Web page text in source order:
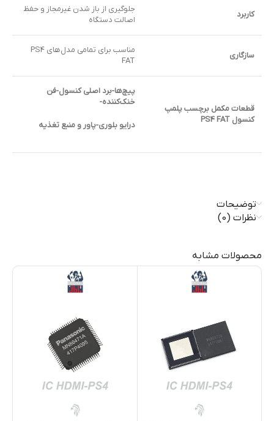
کاربرد
جلوگیری از باز شدن غیرمجاز و حفظ
اصالت دستگاه
سازگاری
مناسب برای تمامی مدل‌های PS4
FAT
قطعات مکمل برچسب پلمپ
کنسول PS4 FAT
پیچ‌ها-برد اصلی کنسول-فن
خنک‌کننده-
درایو بلوری-پاور و منبع تغذیه
توضیحات
نظرات (0)
محصولات مشابه